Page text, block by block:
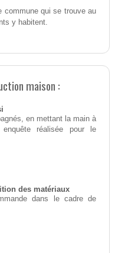
commune qui se trouve au
y habitent.
maison :
en mettant la main à
réalisée pour le
des matériaux
dans le cadre de